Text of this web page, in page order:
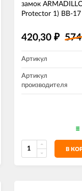
замок
Protector 1) BB-
420,30 ₽
Артикул
Артикул
производителя
В